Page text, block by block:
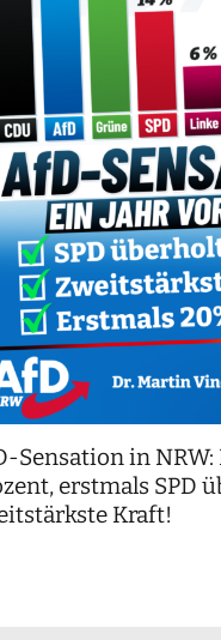
Sensation in NRW:
erstmals SPD
Kraft!